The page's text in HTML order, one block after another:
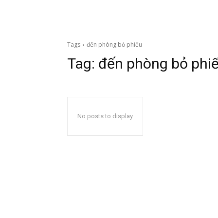
Tags đến phòng bỏ phiếu
Tag: đến phòng bỏ
No posts to display